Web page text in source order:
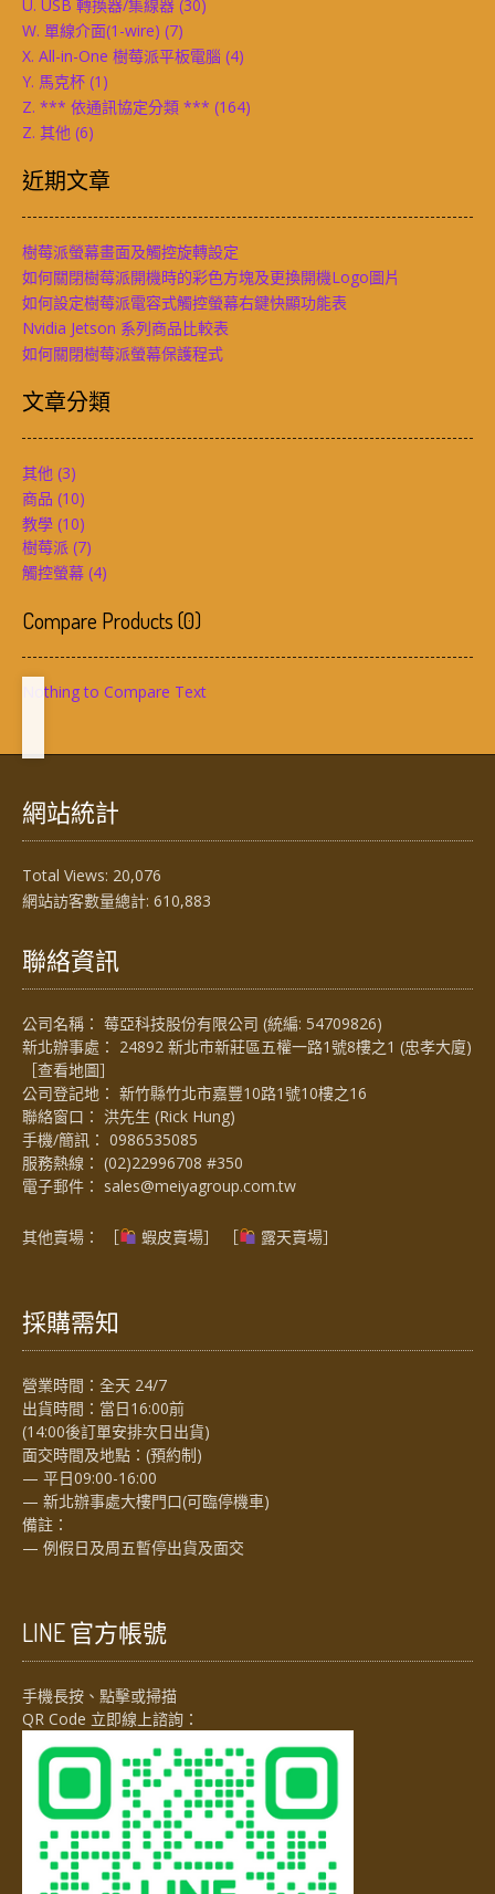
U. USB 轉換器/集線器 (30)
W. 單線介面(1-wire) (7)
X. All-in-One 樹莓派平板電腦 (4)
Y. 馬克杯 (1)
Z. *** 依通訊協定分類 *** (164)
Z. 其他 (6)
近期文章
樹莓派螢幕畫面及觸控旋轉設定
如何關閉樹莓派開機時的彩色方塊及更換開機Logo圖片
如何設定樹莓派電容式觸控螢幕右鍵快顯功能表
Nvidia Jetson 系列商品比較表
如何關閉樹莓派螢幕保護程式
文章分類
其他 (3)
商品 (10)
教學 (10)
樹莓派 (7)
觸控螢幕 (4)
Compare Products(0)
Nothing to Compare Text
網站統計
Total Views: 20,076
網站訪客數量總計: 610,883
聯絡資訊
公司名稱： 莓亞科技股份有限公司 (統編: 54709826)
新北辦事處： 24892 新北市新莊區五權一路1號8樓之1 (忠孝大廈)
［查看地圖］
公司登記地： 新竹縣竹北市嘉豐10路1號10樓之16
聯絡窗口： 洪先生 (Rick Hung)
手機/簡訊： 0986535085
服務熱線： (02)22996708 #350
電子郵件： sales@meiyagroup.com.tw
其他賣場： ［ 蝦皮賣場］ ［ 露天賣場］
採購需知
營業時間：全天 24/7
出貨時間：當日16:00前
(14:00後訂單安排次日出貨)
面交時間及地點：(預約制)
— 平日09:00-16:00
— 新北辦事處大樓門口(可臨停機車)
備註：
— 例假日及周五暫停出貨及面交
LINE 官方帳號
手機長按、點擊或掃描
QR Code 立即線上諮詢：